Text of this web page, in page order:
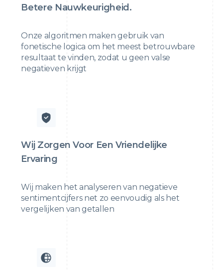
Betere Nauwkeurigheid.
Onze algoritmen maken gebruik van
fonetische logica om het meest betrouwbare
resultaat te vinden, zodat u geen valse
negatieven krijgt
Wij Zorgen Voor Een Vriendelijke
Ervaring
Wij maken het analyseren van negatieve
sentimentcijfers net zo eenvoudig als het
vergelijken van getallen